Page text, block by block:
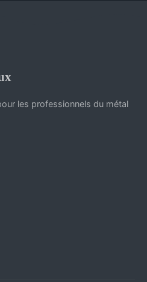
les professionnels du métal